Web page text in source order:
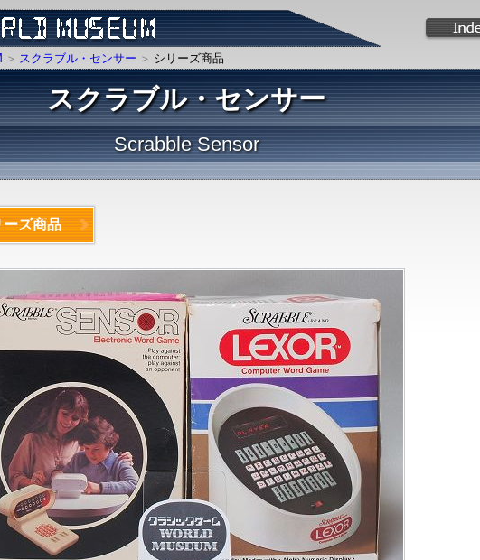
スクラブル・センサー シリーズ商品
スクラブル・センサー
Scrabble Sensor
ーズ商品